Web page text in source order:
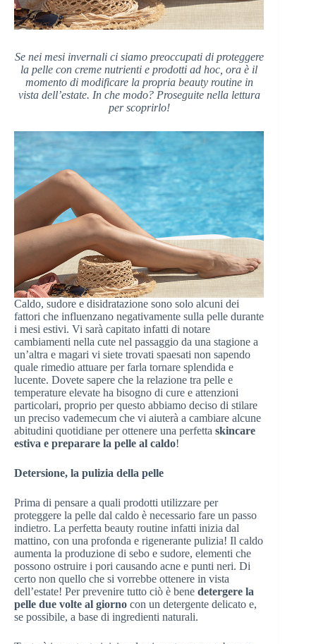
Se nei mesi invernali ci siamo preoccupati di proteggere
la pelle con creme nutrienti e prodotti ad hoc, ora è il
momento di modificare la propria beauty routine in
vista dell’estate. In che modo? Proseguite nella lettura
per scoprirlo!
Caldo, sudore e disidratazione sono solo alcuni dei
fattori che influenzano negativamente sulla pelle durante
i mesi estivi. Vi sarà capitato infatti di notare
cambiamenti nella cute nel passaggio da una stagione a
un’altra e magari vi siete trovati spaesati non sapendo
quale rimedio attuare per farla tornare splendida e
lucente. Dovete sapere che la relazione tra pelle e
temperature elevate ha bisogno di cure e attenzioni
particolari, proprio per questo abbiamo deciso di stilare
un preciso vademecum che vi aiuterà a cambiare alcune
abitudini quotidiane per ottenere una perfetta skincare
estiva e preparare la pelle al caldo!
Detersione, la pulizia della pelle
Prima di pensare a quali prodotti utilizzare per
proteggere la pelle dal caldo è necessario fare un passo
indietro. La perfetta beauty routine infatti inizia dal
mattino, con una profonda e rigenerante pulizia! Il caldo
aumenta la produzione di sebo e sudore, elementi che
possono ostruire i pori causando acne e punti neri. Di
certo non quello che si vorrebbe ottenere in vista
dell’estate! Per prevenire tutto ciò è bene detergere la
pelle due volte al giorno con un detergente delicato e,
se possibile, a base di ingredienti naturali.